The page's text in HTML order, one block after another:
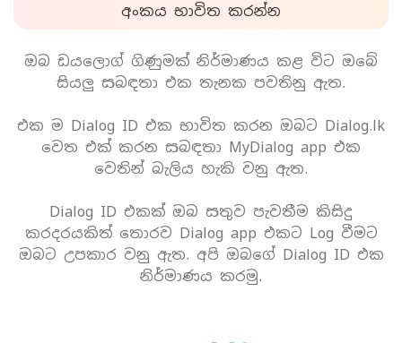
අංකය භාවිත කරන්න
ඔබ ඩයලොග් ගිණුමක් නිර්මාණය කළ විට ඔබේ
සියලු සබඳතා එක තැනක පවතිනු ඇත.
එක ම Dialog ID එක භාවිත කරන ඔබට Dialog.lk
වෙත එක් කරන සබඳතා MyDialog app එක
වෙතින් බැලිය හැකි වනු ඇත.
Dialog ID එකක් ඔබ සතුව පැවතීම කිසිදු
කරදරයකිත් තොරව Dialog app එකට Log වීමට
ඔබට උපකාර වනු ඇත. අපි ඔබගේ Dialog ID එක
නිර්මාණය කරමු.